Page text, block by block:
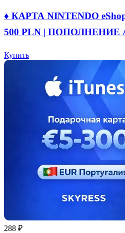
♦️ КАРТА NINTENDO
500 PLN | ПОПОЛНЕНИЕ
Купить
288 ₽